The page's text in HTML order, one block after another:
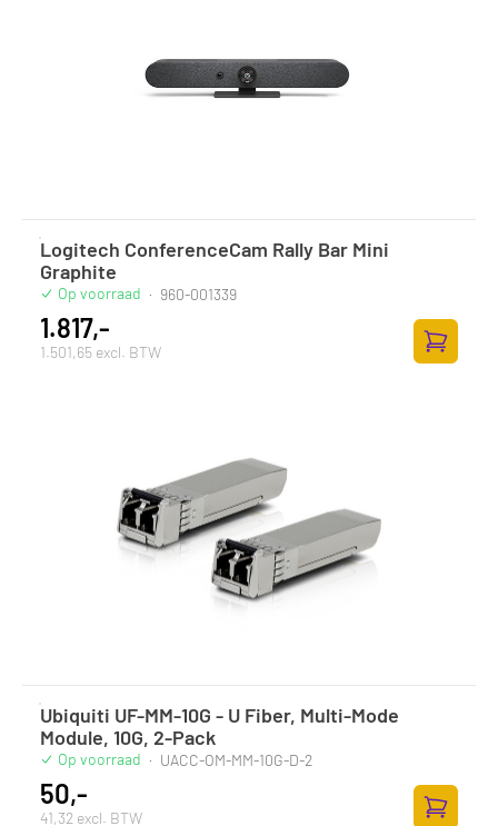
Logitech ConferenceCam Rally Bar Mini
Graphite
Op voorraad · 960-001339
1.817,-
1.501,65 excl. BTW
Zum
Ubiquiti UF-MM-10G - U Fiber, Multi-Mode
Module, 10G, 2-Pack
Op voorraad · UACC-OM-MM-10G-D-2
50,-
41,32 excl. BTW